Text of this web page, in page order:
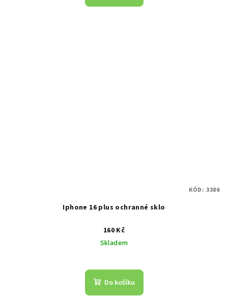
Iphone 16 plus ochranné sklo
160 Kč
Skladem
Do košíku
KÓD: 3386